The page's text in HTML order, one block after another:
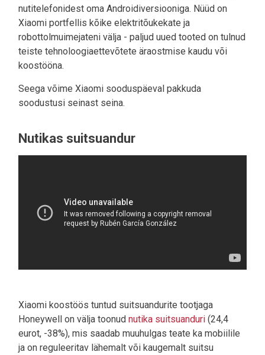
nutitelefonidest oma Androidiversiooniga. Nüüd on
Xiaomi portfellis kõike elektritõukekate ja
robottolmuimejateni välja - paljud uued tooted on tulnud
teiste tehnoloogiaettevõtete äraostmise kaudu või
koostööna.
Seega võime Xiaomi sooduspäeval pakkuda
soodustusi seinast seina.
Nutikas suitsuandur
Xiaomi koostöös tuntud suitsuandurite tootjaga
Honeywell on välja toonud nutika suitsuanduri (24,4
eurot, -38%), mis saadab muuhulgas teate ka mobiilile
ja on reguleeritav lähemalt või kaugemalt suitsu